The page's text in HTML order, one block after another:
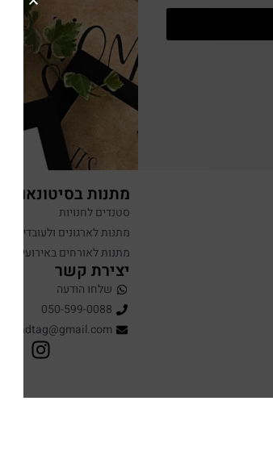
מתנות בסיטונאות
סטנדים לחנויות
מתנות לארגונים ולעובדים
מתנות לאורחים באירועים
יצירת קשר
שלחו הודעה
050-599-0088
hugandtag@gmail.com